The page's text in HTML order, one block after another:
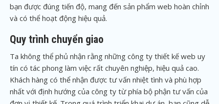
bạn được đúng tiến độ, mang đến sản phẩm web hoàn chỉnh
và có thể hoạt động hiệu quả.
Quy trình chuyển giao
Ta không thể phủ nhận rằng những công ty thiết kế web uy
tín có tác phong làm việc rất chuyên nghiệp, hiệu quả cao.
Khách hàng có thể nhận được tư vấn nhiệt tình và phù hợp
nhất với định hướng của công ty từ phía bộ phận tư vấn của